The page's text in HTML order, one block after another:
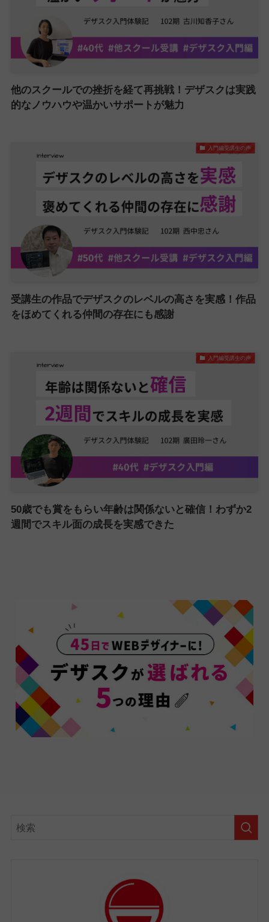
他のスクールでの挫折を経て再挑戦！デザスクは実践
的なノウハウや温かいサポートが魅力
入門編受講生の声
受講生の作品でデザスクのレベルの高さを実感！作品
をほめてくれる仲間の存在にも感謝
入門編受講生の声
50歳でも賞をもらい年齢は関係ないと確信！わずか2
週間でスキル面の成長を実感できた